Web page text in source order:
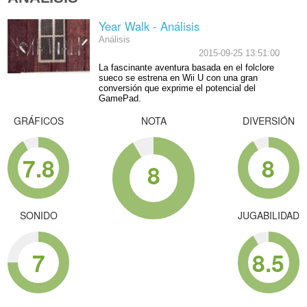
Year Walk - Análisis
Análisis
2015-09-25 13:51:00
La fascinante aventura basada en el folclore
sueco se estrena en Wii U con una gran
conversión que exprime el potencial del
GamePad.
GRÁFICOS
7.8
SONIDO
7
NOTA
8
DIVERSIÓN
8
JUGABILIDAD
8.5